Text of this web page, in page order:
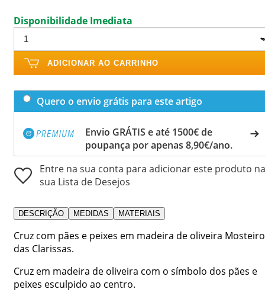
Disponibilidade Imediata
ADICIONAR AO CARRINHO
Quero o envio grátis para este artigo
Envio GRÁTIS e até 1500€ de
poupança por apenas 8,90€/ano.
Entre na sua conta para adicionar este produto na
sua Lista de Desejos
DESCRIÇÃO MEDIDAS MATERIAIS
Cruz com pães e peixes em madeira de oliveira Mosteiro
das Clarissas.
Cruz em madeira de oliveira com o símbolo dos pães e
peixes esculpido ao centro.